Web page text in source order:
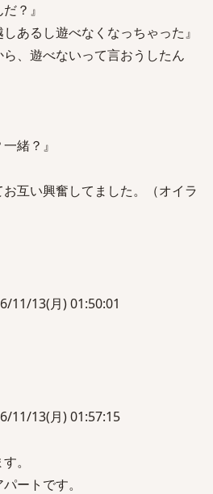
？』
あるし遊べなくなっちゃった』
、遊べないって言おうしたん
緒？』
互い興奮してました。（オイラ
11/13(月) 01:50:01
11/13(月) 01:57:15
。
ートです。